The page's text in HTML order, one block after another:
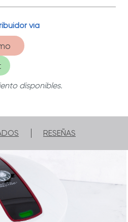
de carbón activado que
99% de plomo, quistes y
presentes en el agua.
espectacular en tu
vía
disponibles.
RESEÑAS